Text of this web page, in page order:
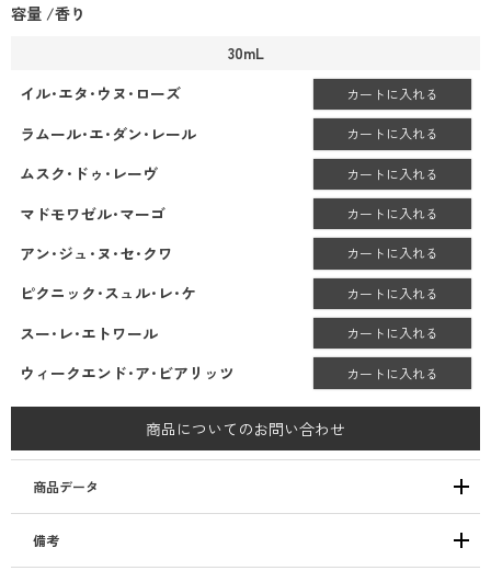
容量 香り
30mL
イル･エタ･ウヌ･ローズ
カートに入れる
ラムール･エ･ダン･レール カートに入れる
ムスク･ドゥ･レーヴ カートに入れる
マドモワゼル･マーゴ カートに入れる
アン･ジュ･ヌ･セ･クワ カートに入れる
ピクニック･スュル･レ･ケ カートに入れる
スー･レ･エトワール カートに入れる
ウィークエンド･ア･ビアリッツ カートに入れる
商品についてのお問い合わせ
商品データ
備考